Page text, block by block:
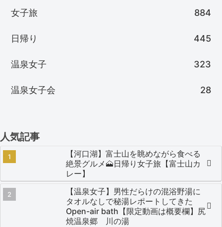
女子旅 884
日帰り 445
温泉女子 323
温泉女子会 28
人気記事
【河口湖】富士山を眺めながら食べる
絶景グルメ🗻日帰り女子旅【富士山カ
レー】
【温泉女子】男性だらけの混浴野湯に
タオルなしで秘湯レポートしてきた
Open-air bath【限定動画は概要欄】尻
焼温泉郷 川の湯